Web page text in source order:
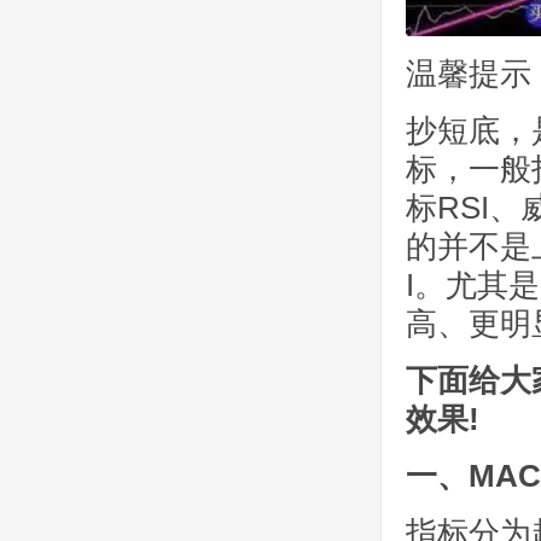
温馨提示
抄短底，
标，一般
标RSI、
的并不
I。尤其
高、更
下面给
效果!
一、
指标分为